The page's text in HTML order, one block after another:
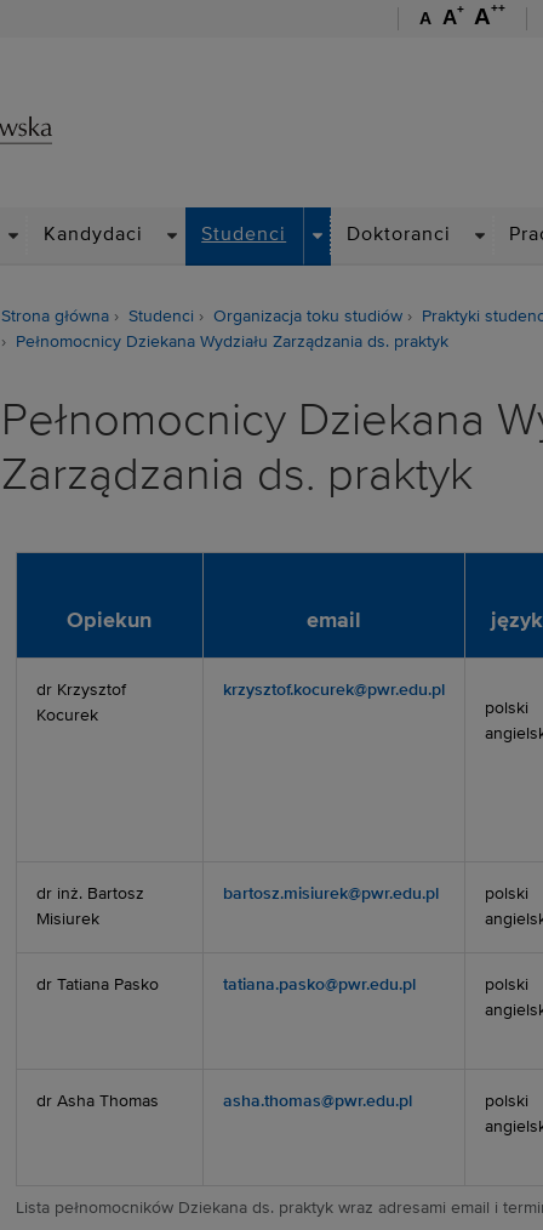
A A+ A++
Kandydaci Studenci
DROPDOWN
Doktoranci
Strona główna Studenci Organizacja toku studiów
Praktyki
Pełnomocnicy Dziekana Wydziału Zarządzania ds. praktyk
Pełnomocnicy Dziekana
Zarządzania ds. praktyk
Lista pełnomocników Dziekana ds. praktyk wraz adresami email i
Opiekun email język
dr Krzysztof
Kocurek
krzysztof.kocurek@pwr.edu.pl
polski
dr inż. Bartosz
Misiurek
bartosz.misiurek@pwr.edu.pl
polski
dr Tatiana Pasko tatiana.pasko@pwr.edu.pl
polski
dr Asha Thomas asha.thomas@pwr.edu.pl
polski